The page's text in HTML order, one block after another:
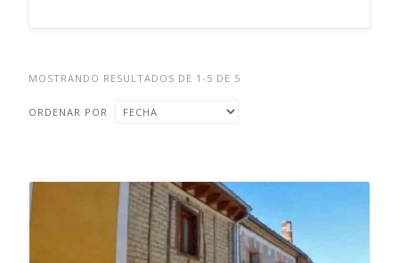
MOSTRANDO RESULTADOS DE 1-5 DE 5
ORDENAR POR